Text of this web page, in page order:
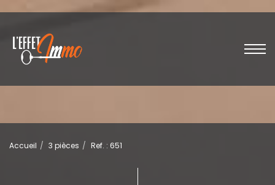
Accueil 3 pièces Ref. : 651